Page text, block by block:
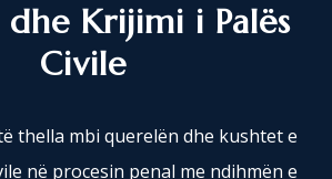
dhe Krijimi i Palës
Civile
thella mbi querelën dhe kushtet e
në procesin penal me ndihmën e